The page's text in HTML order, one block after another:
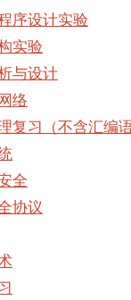
序设计实验
实验
与设计
络
复习（不含汇编语
全
协议
Luogu
for category
的操作会显得复